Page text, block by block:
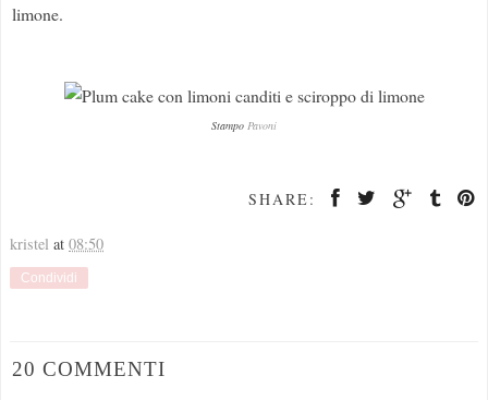
limone.
Stampo Pavoni
SHARE:
kristel at 08:50
Condividi
20 COMMENTI